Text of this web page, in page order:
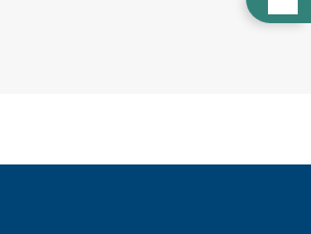
u